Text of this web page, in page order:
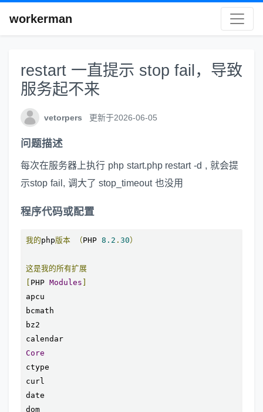
workerman
restart 一直提示 stop fail，导致
服务起不来
vetorpers 更新于2026-06-05
问题描述
每次在服务器上执行 php start.php restart -d , 就会提
示stop fail, 调大了 stop_timeout 也没用
程序代码或配置
我的php版本 （PHP 8.2 . 30）
这是我的所有扩展
PHP Modules
apcu
bcmath
bz2
Core
ctype
curl
date
dom